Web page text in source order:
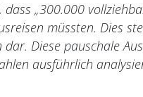
„300.000
müssten. Dies
Diese pauschale
ausführlich